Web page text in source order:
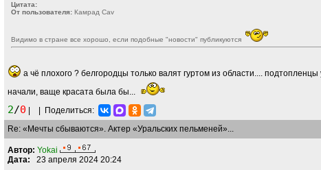
Цитата:
От пользователя: Камрад Cav
Видимо в стране все хорошо, если подобные "новости" публикуются
а чё плохого ? белгородцы только валят гуртом из области....
начали, ваще красата была бы...
2/0
Поделиться:
Re: «Мечты сбываются». Актер «Уральских пельменей»...
Автор: Yokai
Дата: 23 апреля 2024 20:24